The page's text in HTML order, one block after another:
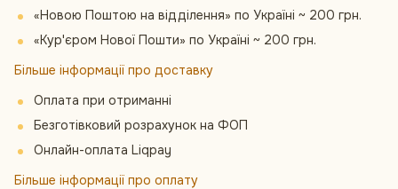
«Новою Поштою на відділення» по Україні ~ 200 грн.
«Кур'єром Нової Пошти» по Україні ~ 200 грн.
Більше інформації про доставку
Оплата при отриманні
Безготівковий розрахунок на ФОП
Онлайн-оплата Liqpay
Більше інформації про оплату